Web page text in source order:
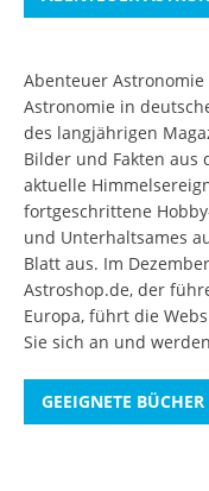
Abenteuer
Astronomie in
des langjährigen
Bilder und Fakten aus
aktuelle
fortgeschrittene
und Unterhaltsames
Blatt aus. Im
Astroshop.de, der
Europa, führt die
Sie sich an und
GEEIGNETE